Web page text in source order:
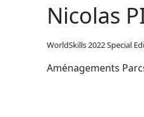
Nicolas
WorldSkills 2022 Special
Aménagements